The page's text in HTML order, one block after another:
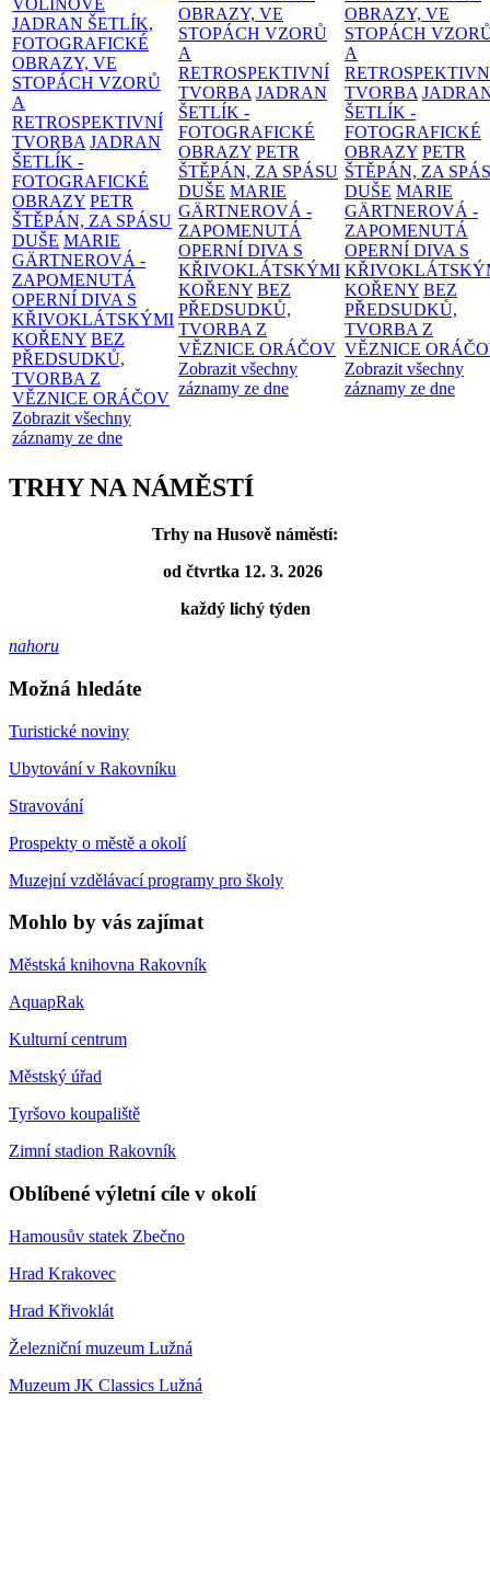
VOLÍNOVÉ
JADRAN ŠETLÍK,
FOTOGRAFICKÉ
OBRAZY, VE
STOPÁCH VZORŮ
A
RETROSPEKTIVNÍ
TVORBA JADRAN
ŠETLÍK -
FOTOGRAFICKÉ
OBRAZY PETR
ŠTĚPÁN, ZA SPÁSU
DUŠE MARIE
GÄRTNEROVÁ -
ZAPOMENUTÁ
OPERNÍ DIVA S
KŘIVOKLÁTSKÝMI
KOŘENY BEZ
PŘEDSUDKŮ,
TVORBA Z
VĚZNICE ORÁČOV
Zobrazit všechny
záznamy ze dne
OBRAZY, VE
STOPÁCH VZORŮ
A
RETROSPEKTIVNÍ
TVORBA JADRAN
ŠETLÍK -
FOTOGRAFICKÉ
OBRAZY PETR
ŠTĚPÁN, ZA SPÁSU
DUŠE MARIE
GÄRTNEROVÁ -
ZAPOMENUTÁ
OPERNÍ DIVA S
KŘIVOKLÁTSKÝMI
KOŘENY BEZ
PŘEDSUDKŮ,
TVORBA Z
VĚZNICE ORÁČOV
Zobrazit všechny
záznamy ze dne
OBRAZY, VE
STOPÁCH
A
TVORBA
ŠETLÍK -
FOTOGRAFICKÉ
OBRAZY PETR
ŠTĚPÁN, ZA
DUŠE MARIE
GÄRTNEROVÁ -
ZAPOMENUTÁ
OPERNÍ DIVA S
KOŘENY BEZ
PŘEDSUDKŮ,
TVORBA Z
VĚZNICE
Zobrazit všechny
záznamy ze dne
TRHY NA NÁMĚSTÍ
Trhy na Husově náměstí:
od čtvrtka 12. 3. 2026
každý lichý týden
nahoru
Možná hledáte
Turistické noviny
Ubytování v Rakovníku
Stravování
Prospekty o městě a okolí
Muzejní vzdělávací programy pro školy
Mohlo by vás zajímat
Městská knihovna Rakovník
AquapRak
Kulturní centrum
Městský úřad
Tyršovo koupaliště
Zimní stadion Rakovník
Oblíbené výletní cíle v okolí
Hamousův statek Zbečno
Hrad Krakovec
Hrad Křivoklát
Železniční muzeum Lužná
Muzeum JK Classics Lužná